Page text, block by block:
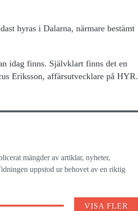
hyras i Dalarna, närmare bestämt
idag finns. Självklart finns det en
Eriksson, affärsutvecklare på HYR.
mängder av artiklar, nyheter,
uppstod ur behovet av en riktig
VISA FLER